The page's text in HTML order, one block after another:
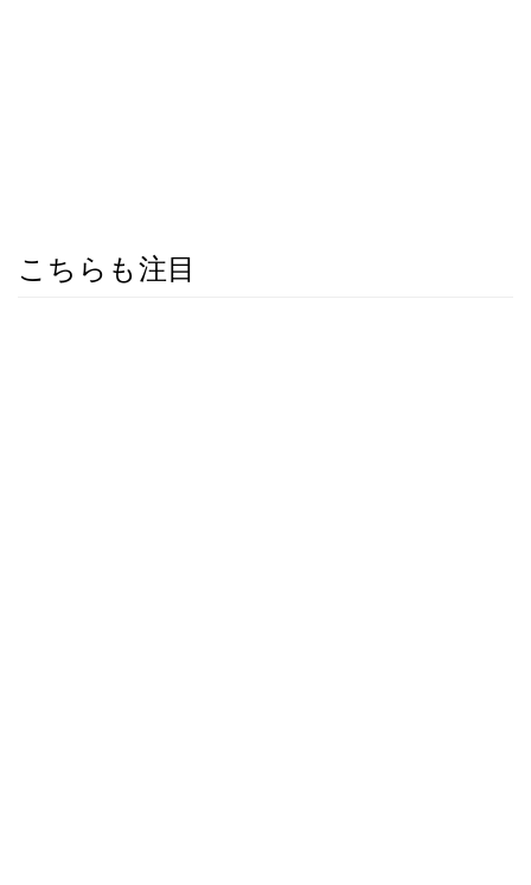
こちらも注目